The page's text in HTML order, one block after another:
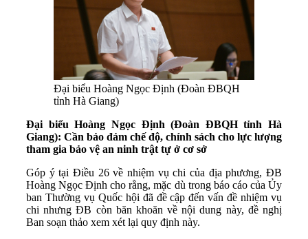
Đại biểu Hoàng Ngọc Định (Đoàn ĐBQH
tỉnh Hà Giang)
Đại biểu Hoàng Ngọc Định (Đoàn ĐBQH tỉnh Hà
Giang): Cần bảo đảm chế độ, chính sách cho lực lượng
tham gia bảo vệ an ninh trật tự ở cơ sở
Góp ý tại Điều 26 về nhiệm vụ chi của địa phương, ĐB
Hoàng Ngọc Định cho rằng, mặc dù trong báo cáo của Ủy
ban Thường vụ Quốc hội đã đề cập đến vấn đề nhiệm vụ
chi nhưng ĐB còn băn khoăn về nội dung này, đề nghị
Ban soạn thảo xem xét lại quy định này.